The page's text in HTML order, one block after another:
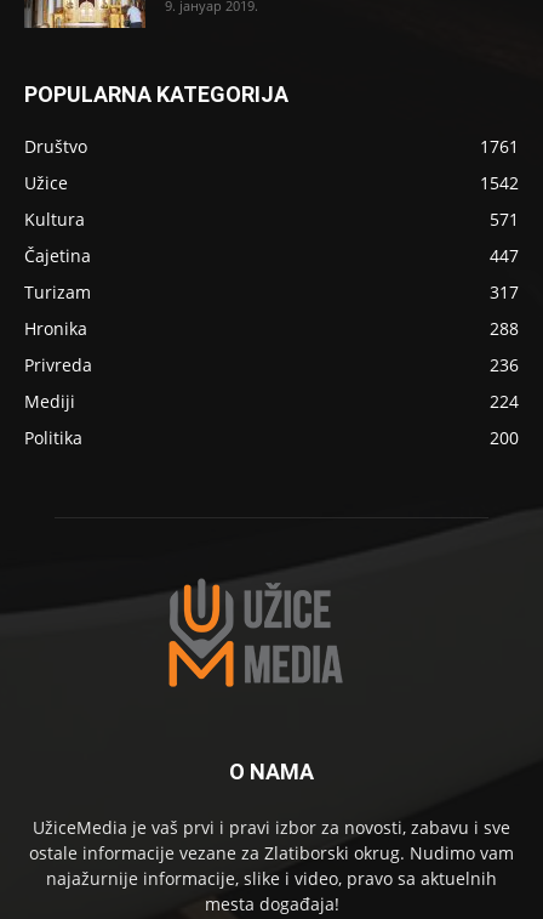
9. јануар 2019.
POPULARNA KATEGORIJA
Društvo
1761
Užice
1542
Kultura
571
Čajetina
447
Turizam
317
Hronika
288
Privreda
236
Mediji
224
Politika
200
O NAMA
UžiceMedia je vaš prvi i pravi izbor za novosti, zabavu i sve
ostale informacije vezane za Zlatiborski okrug. Nudimo vam
najažurnije informacije, slike i video, pravo sa aktuelnih
mesta događaja!